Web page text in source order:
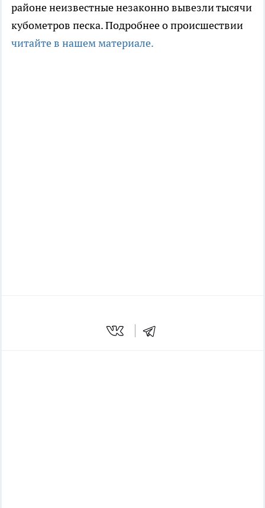
районе неизвестные незаконно вывезли тысячи
кубометров песка. Подробнее о происшествии
читайте в нашем материале.